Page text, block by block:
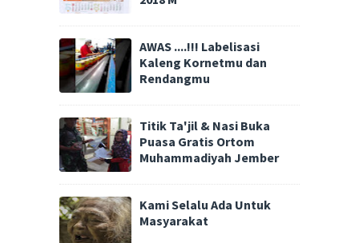
AWAS ....!!! Labelisasi
Kaleng Kornetmu dan
Rendangmu
Titik Ta'jil & Nasi Buka
Puasa Gratis Ortom
Muhammadiyah Jember
Kami Selalu Ada Untuk
Masyarakat